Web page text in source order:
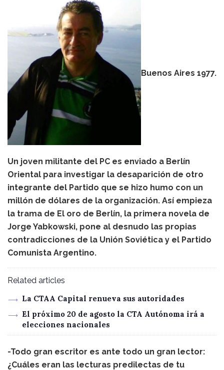
Buenos Aires 1977.
Un joven militante del PC es enviado a Berlín
Oriental para investigar la desaparición de otro
integrante del Partido que se hizo humo con un
millón de dólares de la organización. Así empieza
la trama de El oro de Berlín, la primera novela de
Jorge Yabkowski, pone al desnudo las propias
contradicciones de la Unión Soviética y el Partido
Comunista Argentino.
Related articles
La CTAA Capital renueva sus autoridades
El próximo 20 de agosto la CTA Autónoma irá a
elecciones nacionales
-Todo gran escritor es ante todo un gran lector:
¿Cuáles eran las lecturas predilectas de tu